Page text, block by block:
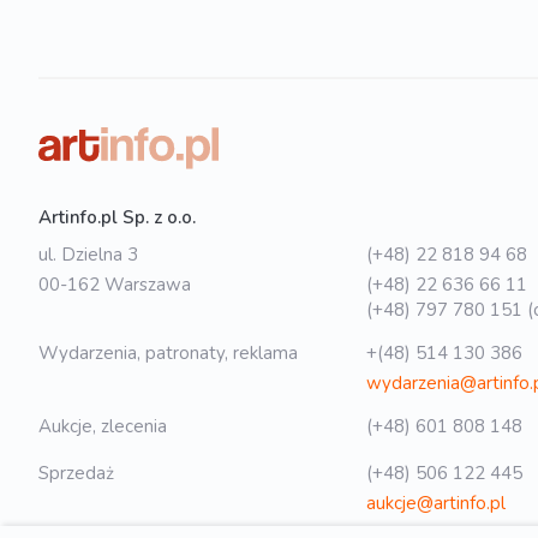
Artinfo.pl Sp. z o.o.
ul. Dzielna 3
00-162 Warszawa
(+48) 22 818 94 68
(+48) 22 636 66 11
(+48) 797 780 151
Wydarzenia, patronaty, reklama
+(48) 514 130 386
Aukcje, zlecenia
(+48) 601 808 148
Sprzedaż
(+48) 506 122 445
aukcje@artinfo.pl